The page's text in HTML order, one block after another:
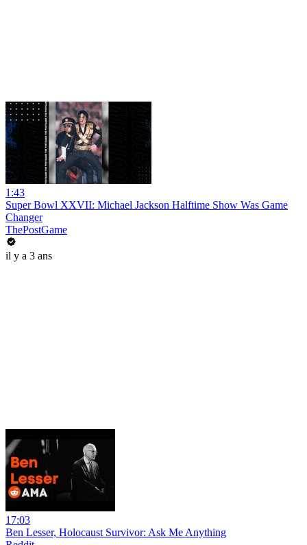
1:43
Super Bowl XXVII: Michael Jackson Halftime Show Was Game
Changer
ThePostGame
il y a 3 ans
17:03
Ben Lesser, Holocaust Survivor: Ask Me Anything